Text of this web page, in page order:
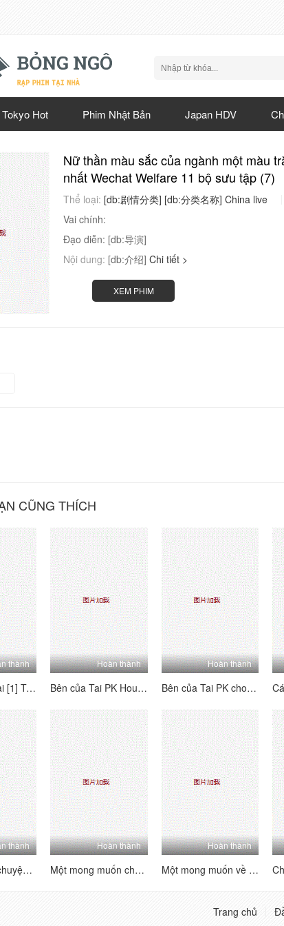
Tokyo Hot Phim Nhật Bản Japan HDV
Nữ thần màu sắc của ngành một màu
nhất Wechat Welfare 11 bộ sưu tập (7)
Thể loại: [db:剧情分类] [db:分类名称] China live
Vai chính:
Đạo diễn: [db:导演]
Nội dung: [db:介绍] Chi tiết >
XEM PHIM
CŨNG THÍCH
thành
Em gái của Tai [1] Tôi nghĩ về người mẫu này - Tôi mong chờ nó, đó là một món đồ hoàn hảo, quan hệ tình dục qua đường hậu môn, đánh hơi và phát ra các từ!
Hoàn thành
Bên của Tai PK House's Tai's Sides [4] Vui vẻ và hai mặt ~ Kiểm tra trang nơi bạn có thể thấy mỗi người chơi B của người chơi b ~ Lolita hét lên, đam mê và hung dữ!
Hoàn thành
Bên của Tai PK cho các bên của Tai [3] hai bên - hãy xem trang với hướng dẫn của mỗi cô gái - Lolita hét lên, đam mê và hung dữ!
thành
Toàn bộ câu chuyện về sự hồi hộp hài hước của một người bạn 3p [1] ấm lòng, thở dài, đĩ và đĩ
Hoàn thành
Một mong muốn cho mong muốn [Phần 2] phụ nữ trưởng thành không phải là một con người nói chung, và rất tinh tế và thực hiện các kỹ thuật tình dục.
Hoàn thành
Một mong muốn về tình dục [Phần 1] Phụ nữ trưởng thành không phải là một con người nói chung, và cực kỳ lành nghề trong việc thực hiện kỹ thuật tình dục
Trang chủ